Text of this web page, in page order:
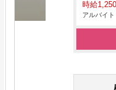
時給
アルバイ